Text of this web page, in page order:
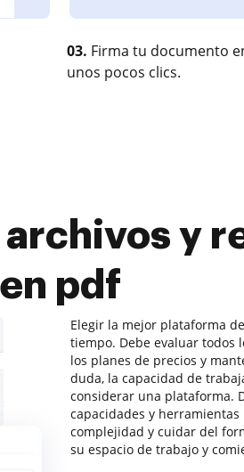
03. Firma tu documento
unos pocos clics.
y
en pdf
Elegir la mejor plataforma
tiempo. Debe evaluar todos
los planes de precios y
duda, la capacidad de
considerar una plataforma.
capacidades y
complejidad y cuidar del
su espacio de trabajo y